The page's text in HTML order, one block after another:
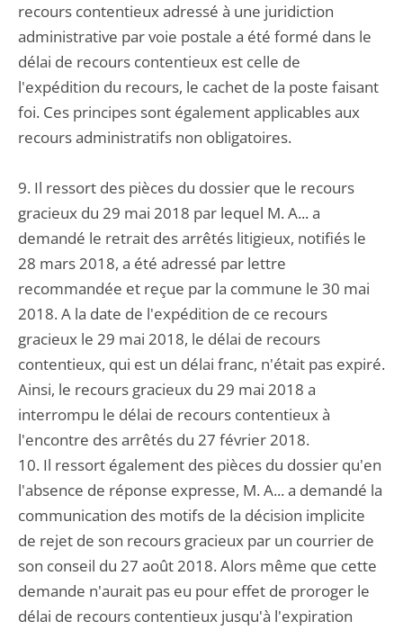
recours contentieux adressé à une juridiction
administrative par voie postale a été formé dans le
délai de recours contentieux est celle de
l'expédition du recours, le cachet de la poste faisant
foi. Ces principes sont également applicables aux
recours administratifs non obligatoires.
9. Il ressort des pièces du dossier que le recours
gracieux du 29 mai 2018 par lequel M. A... a
demandé le retrait des arrêtés litigieux, notifiés le
28 mars 2018, a été adressé par lettre
recommandée et reçue par la commune le 30 mai
2018. A la date de l'expédition de ce recours
gracieux le 29 mai 2018, le délai de recours
contentieux, qui est un délai franc, n'était pas expiré.
Ainsi, le recours gracieux du 29 mai 2018 a
interrompu le délai de recours contentieux à
l'encontre des arrêtés du 27 février 2018.
10. Il ressort également des pièces du dossier qu'en
l'absence de réponse expresse, M. A... a demandé la
communication des motifs de la décision implicite
de rejet de son recours gracieux par un courrier de
son conseil du 27 août 2018. Alors même que cette
demande n'aurait pas eu pour effet de proroger le
délai de recours contentieux jusqu'à l'expiration